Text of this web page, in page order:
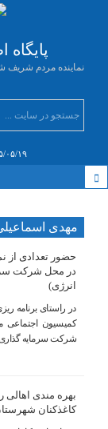
نماینده مردم شریف
۱۴۰۵/
مهدی
حضور تعدادی از
در محل شرکت
انرژی)
در راستای برنامه
شرکت سرمایه
بهره مندی اهالی
کاغذکنان